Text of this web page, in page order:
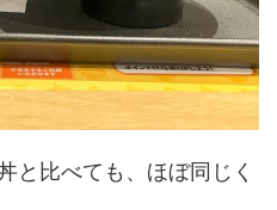
と比べても、ほぼ同じく